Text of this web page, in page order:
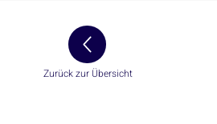
Zurück zur Übersicht